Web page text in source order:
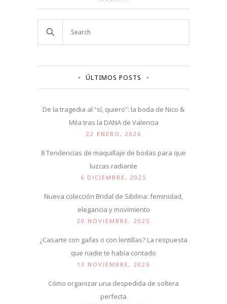
ÚLTIMOS POSTS
De la tragedia al “sí, quiero”: la boda de Nico &
Mila tras la DANA de Valencia
22 ENERO, 2026
8 Tendencias de maquillaje de bodas para que
luzcas radiante
6 DICIEMBRE, 2025
Nueva colección Bridal de Sibilina: feminidad,
elegancia y movimiento
20 NOVIEMBRE, 2025
¿Casarte con gafas o con lentillas? La respuesta
que nadie te había contado
13 NOVIEMBRE, 2025
Cómo organizar una despedida de soltera
perfecta